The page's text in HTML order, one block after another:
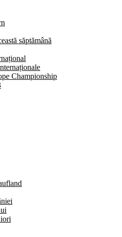
săptămână
Championship